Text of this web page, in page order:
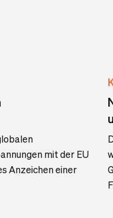
mit der EU
Anzeichen einer